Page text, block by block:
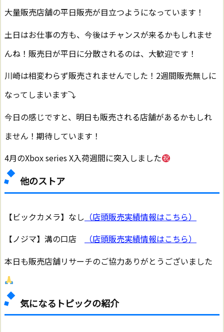
大量販売店舗の平日販売が目立つようになっています！
土日はお仕事の方も、今後はチャンスが来るかもしれませ
んね！販売日が平日に分散されるのは、大歓迎です！
川崎は相変わらず販売されませんでした！2週間販売無しに
なってしまいます⤵︎
今日の感じですと、明日も販売される店舗があるかもしれ
ません！期待しています！
4月のXbox series X入荷週間に突入しました
他のストア
【ビックカメラ】なし （店頭販売実績情報はこちら）
【ノジマ】溝の口店
（店頭販売実績情報はこちら）
本日も販売店舗リサーチのご協力ありがとうございました
気になるトピックの紹介